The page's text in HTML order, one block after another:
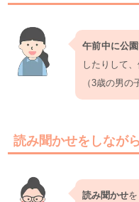
午前中に公
したりして
（3歳の男の
読み聞かせをしなが
読み聞かせ